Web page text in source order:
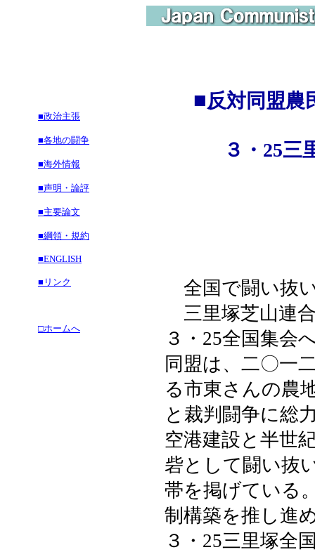
■政治主張
■各地の闘争
■海外情報
■声明・論評
■主要論文
■綱領・規約
■ENGLISH
■リンク
□ホームへ
■反対同盟農
３・25三里
全国で闘い抜
三里塚芝山連
３・25全国集会
同盟は、二〇一
る市東さんの農
と裁判闘争に総
空港建設と半世
砦として闘い抜
帯を掲げている
制構築を推し進
３・25三里塚全